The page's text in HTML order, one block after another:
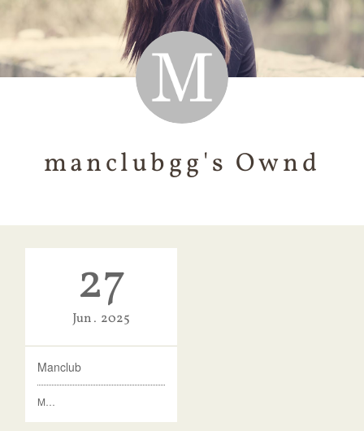
manclubgg's Ownd
27
Jun 2025
Manclub
M…